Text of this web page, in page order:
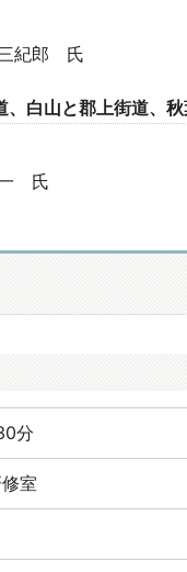
紀郎 氏
山と郡上街道、秋
氏
分
室